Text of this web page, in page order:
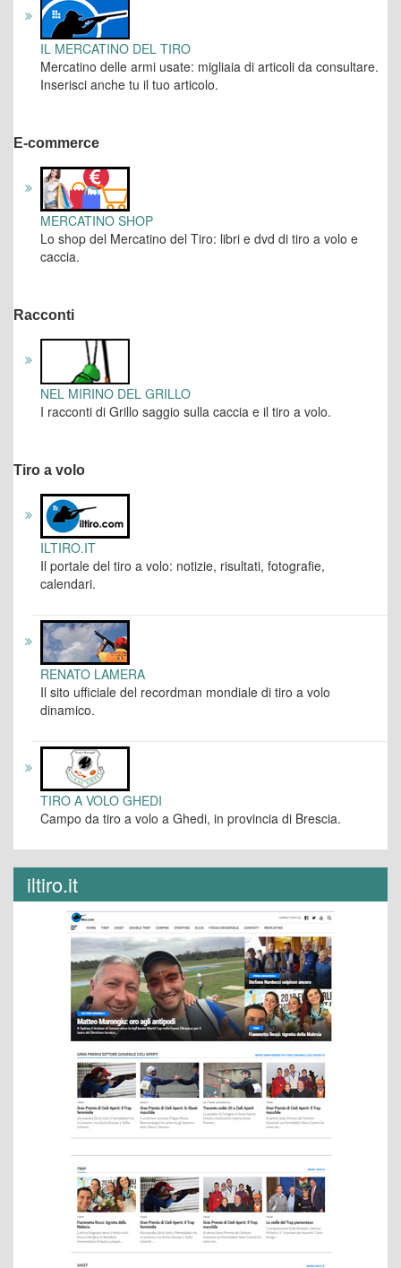
IL MERCATINO DEL TIRO
Mercatino delle armi usate: migliaia di articoli da consultare.
Inserisci anche tu il tuo articolo.
E-commerce
MERCATINO SHOP
Lo shop del Mercatino del Tiro: libri e dvd di tiro a volo e
caccia.
Racconti
NEL MIRINO DEL GRILLO
I racconti di Grillo saggio sulla caccia e il tiro a volo.
Tiro a volo
ILTIRO.IT
Il portale del tiro a volo: notizie, risultati, fotografie,
calendari.
RENATO LAMERA
Il sito ufficiale del recordman mondiale di tiro a volo
dinamico.
TIRO A VOLO GHEDI
Campo da tiro a volo a Ghedi, in provincia di Brescia.
iltiro.it